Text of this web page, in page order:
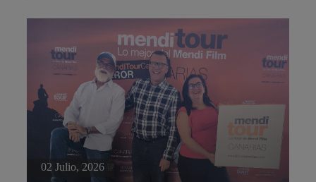
02 Julio, 2026